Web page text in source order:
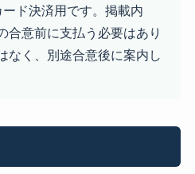
ド決済用です。掲載内
合意前に支払う必要はあり
なく、別途合意後に案内し